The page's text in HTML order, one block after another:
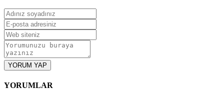
YORUM YAP
YORUMLAR